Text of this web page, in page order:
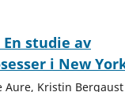
studie av
i New
Aure, Kristin Bergaust